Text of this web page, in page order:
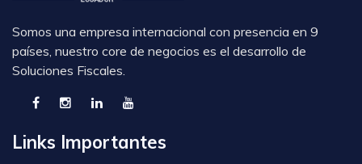
Somos una empresa internacional con presencia en 9
países, nuestro core de negocios es el desarrollo de
Soluciones Fiscales.
Links Importantes